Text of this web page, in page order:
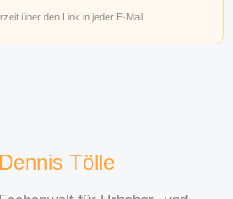
über den Link in jeder E-Mail.
Dennis Tölle